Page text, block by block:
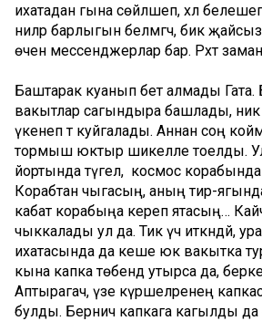
ихатадан гына сөйләшеп, хәл
ниләр барлыгын белмәгәч, бик
өчен мессенджерлар бар. Рәхәт
Баштарак куанып бетә алмады
вакытлар сагындыра башлады, ник
үкенеп тә куйгалады. Аннан соң
тормыш юктыр шикелле тоелды.
йортында түгел, ә космос
Корабтан чыгасың, аның тирә-
кабат корабыңа кереп ятасың…
чыккалады ул да. Тик үч иткәндәй,
ихатасында да кеше юк вакытка
кына капка төбендә утырса да,
Аптырагач, үзе күршеләренең
булды. Берничә капкага кагылды да